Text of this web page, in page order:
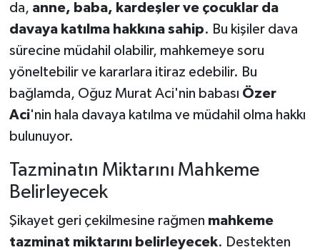
da, anne, baba, kardeşler ve çocuklar da
davaya katılma hakkına sahip. Bu kişiler dava
sürecine müdahil olabilir, mahkemeye soru
yöneltebilir ve kararlara itiraz edebilir. Bu
bağlamda, Oğuz Murat Aci'nin babası Özer
Aci'nin hala davaya katılma ve müdahil olma hakkı
bulunuyor.
Tazminatın Miktarını Mahkeme
Belirleyecek
Şikayet geri çekilmesine rağmen mahkeme
tazminat miktarını belirleyecek. Destekten